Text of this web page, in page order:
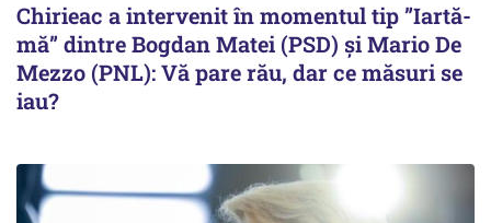
Chirieac a intervenit în momentul tip ”Iartă-
mă” dintre Bogdan Matei (PSD) și Mario De
Mezzo (PNL): Vă pare rău, dar ce măsuri se
iau?